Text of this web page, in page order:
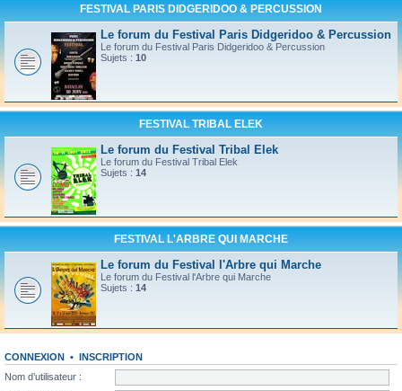
FESTIVAL PARIS DIDGERIDOO & PERCUSSION
Le forum du Festival Paris Didgeridoo & Percussion
Le forum du Festival Paris Didgeridoo & Percussion
Sujets : 10
FESTIVAL TRIBAL ELEK
Le forum du Festival Tribal Elek
Le forum du Festival Tribal Elek
Sujets : 14
FESTIVAL L'ARBRE QUI MARCHE
Le forum du Festival l'Arbre qui Marche
Le forum du Festival l'Arbre qui Marche
Sujets : 14
CONNEXION • INSCRIPTION
Nom d’utilisateur :